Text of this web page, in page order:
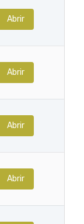
Abrir
Abrir
Abrir
Abrir